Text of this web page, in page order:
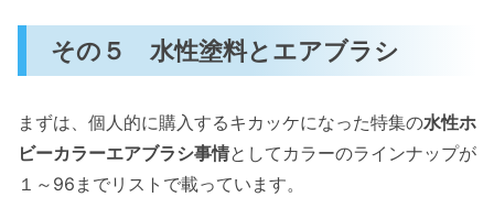
その５ 水性塗料とエアブラシ
まずは、個人的に購入するキカッケになった特集の水性ホ
ビーカラーエアブラシ事情としてカラーのラインナップが
１～96までリストで載っています。